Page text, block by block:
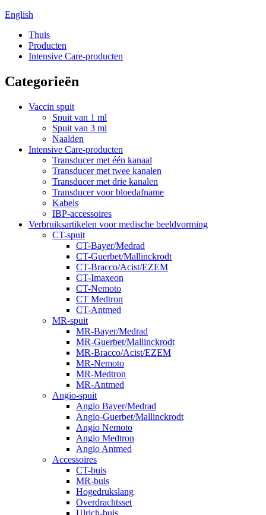
English
Thuis
Producten
Intensive Care-producten
Categorieën
Vaccin spuit
Spuit van 1 ml
Spuit van 3 ml
Naalden
Intensive Care-producten
Transducer met één kanaal
Transducer met twee kanalen
Transducer met drie kanalen
Transducer voor bloedafname
Kabels
IBP-accessoires
Verbruiksartikelen voor medische beeldvorming
CT-spuit
CT-Bayer/Medrad
CT-Guerbet/Mallinckrodt
CT-Bracco/Acist/EZEM
CT-Imaxeon
CT-Nemoto
CT Medtron
CT-Antmed
MR-spuit
MR-Bayer/Medrad
MR-Guerbet/Mallinckrodt
MR-Bracco/Acist/EZEM
MR-Nemoto
MR-Medtron
MR-Antmed
Angio-spuit
Angio Bayer/Medrad
Angio-Guerbet/Mallinckrodt
Angio Nemoto
Angio Medtron
Angio Antmed
Accessoires
CT-buis
MR-buis
Hogedrukslang
Overdrachtsset
Ulrich-buis